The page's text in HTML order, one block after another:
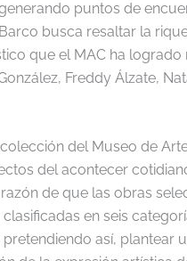
puntos de
busca resaltar la
que el MAC ha logrado
, Freddy Álzate,
del Museo de
del acontecer
de que las obras
en seis
así, plantear